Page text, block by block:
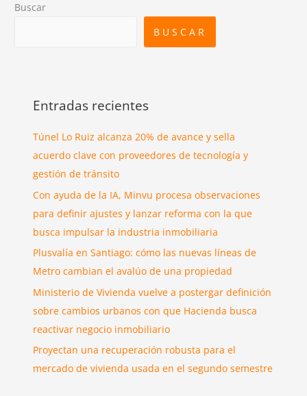
Buscar
BUSCAR
Entradas recientes
Túnel Lo Ruiz alcanza 20% de avance y sella
acuerdo clave con proveedores de tecnología y
gestión de tránsito
Con ayuda de la IA, Minvu procesa observaciones
para definir ajustes y lanzar reforma con la que
busca impulsar la industria inmobiliaria
Plusvalía en Santiago: cómo las nuevas líneas de
Metro cambian el avalúo de una propiedad
Ministerio de Vivienda vuelve a postergar definición
sobre cambios urbanos con que Hacienda busca
reactivar negocio inmobiliario
Proyectan una recuperación robusta para el
mercado de vivienda usada en el segundo semestre